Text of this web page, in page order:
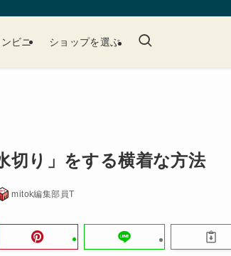
ンビニ ショップを選ぶ
切り」をする横着な方法
mitok編集部員T